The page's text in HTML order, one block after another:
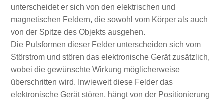
unterscheidet er sich von den elektrischen und
magnetischen Feldern, die sowohl vom Körper als auch
von der Spitze des Objekts ausgehen.
Die Pulsformen dieser Felder unterscheiden sich vom
Störstrom und stören das elektronische Gerät zusätzlich,
wobei die gewünschte Wirkung möglicherweise
überschritten wird. Inwieweit diese Felder das
elektronische Gerät stören, hängt von der Positionierung